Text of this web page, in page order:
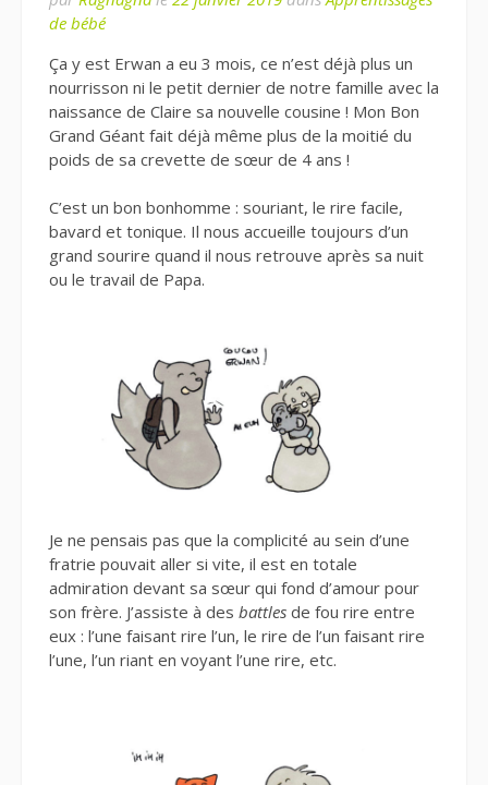
de bébé
Ça y est Erwan a eu 3 mois, ce n’est déjà plus un
nourrisson ni le petit dernier de notre famille avec la
naissance de Claire sa nouvelle cousine ! Mon Bon
Grand Géant fait déjà même plus de la moitié du
poids de sa crevette de sœur de 4 ans !
C’est un bon bonhomme : souriant, le rire facile,
bavard et tonique. Il nous accueille toujours d’un
grand sourire quand il nous retrouve après sa nuit
ou le travail de Papa.
Je ne pensais pas que la complicité au sein d’une
fratrie pouvait aller si vite, il est en totale
admiration devant sa sœur qui fond d’amour pour
son frère. J’assiste à des battles de fou rire entre
eux : l’une faisant rire l’un, le rire de l’un faisant rire
l’une, l’un riant en voyant l’une rire, etc.